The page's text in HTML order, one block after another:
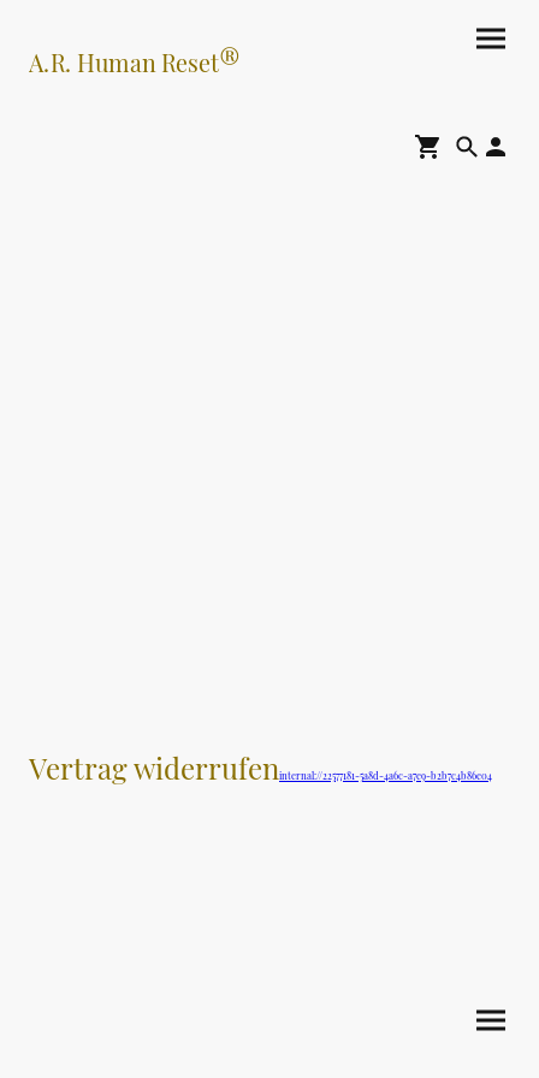
A.R. Human Reset®
Vertrag widerrufeninternal://22577181-5a8d-4a6c-a7e9-b2b7c4b86e04